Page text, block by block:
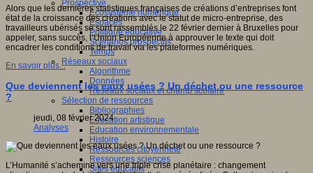
Prospective
Ecosystème numérique
Espaces
Politique éducative
Scénarios prospectifs
Temps
Réseaux sociaux
Algorithme
Données
Réseaux sociaux et champ scolaire
Sélection de ressources
Bibliographies
Education artistique
Education environnementale
Histoire
Ressources citoyenneté
Ressources sciences
Sites éducatifs
Alors que les dernières statistiques françaises de créations d’entreprises font
état de la croissance des créations avec le statut de micro-entreprise, des
travailleurs ubérisés se sont rassemblés le 22 février dernier à Bruxelles pour
appeler, sans succès, l’Union Européenne à approuver le texte qui doit
encadrer les conditions de travail via les plateformes numériques.
En savoir plus...
Que deviennent les eaux usées ? Un déchet ou une ressource
?
jeudi, 08 février 2024
Analyses
L’Humanité s’achemine vers une triple crise planétaire : changement